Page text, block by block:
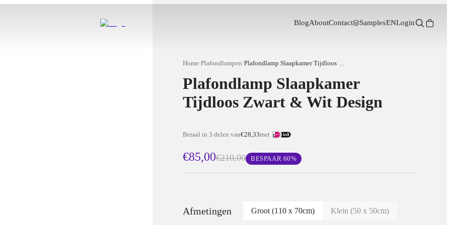
BlogAboutContact SamplesENLogin
Home/Plafondlampen/ Plafondlamp Slaapkamer Tijdloos Zwart & Wit Design
Plafondlamp Slaapkamer
Tijdloos Zwart & Wit Design
Betaal in 3 delen van€28,33met
€85,00€210,00 BESPAAR 60%
Afmetingen Groot (110 x 70cm) Klein (50 x 50cm)